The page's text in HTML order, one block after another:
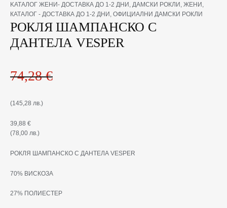
KАТАЛОГ ЖЕНИ- ДОСТАВКА ДО 1-2 ДНИ , ДАМСКИ РОКЛИ , ЖЕНИ ,
КАТАЛОГ - ДОСТАВКА ДО 1-2 ДНИ , ОФИЦИАЛНИ ДАМСКИ РОКЛИ
РОКЛЯ ШАМПАНСКО С
ДАНТЕЛА VESPER
74,28€
(145,28 лв.)
Original
price
was:
74,28 €(145,28
лв.).
39,88 €
(78,00 лв.)
Текущата
цена
е:
39,88 €(78,00
лв.).
РОКЛЯ ШАМПАНСКО С ДАНТЕЛА VESPER
70% ВИСКОЗА
27% ПОЛИЕСТЕР
количество
за
РОКЛЯ
ШАМПАНСКО
С
ДАНТЕЛА